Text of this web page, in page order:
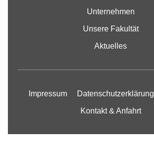
Unternehmen
Unsere Fakultät
Aktuelles
Impressum Datenschutzerklärung
Kontakt & Anfahrt